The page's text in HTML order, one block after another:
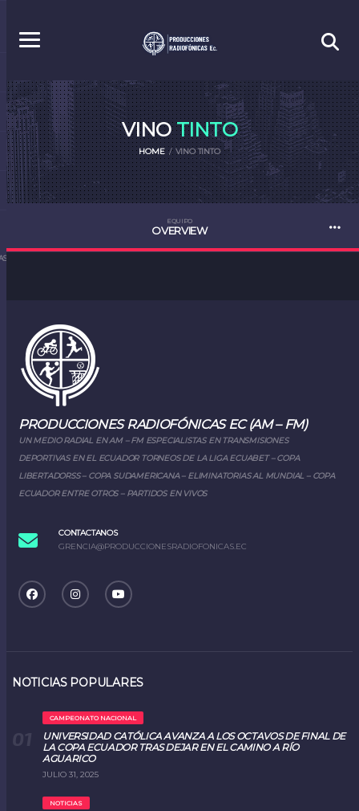
VINOTINTO
HOME VINO TINTO
EQUIPO
OVERVIEW
PRODUCCIONES RADIOFÓNICAS EC (AM – FM)
UN MEDIO RADIAL EN AM – FM ESPECIALISTAS EN TRANSMISIONES
DEPORTIVAS EN EL ECUADOR TORNEOS DE LA LIGA ECUABET – COPA
LIBERTADORSS – COPA SUDAMERICANA – ELIMINATORIAS AL MUNDIAL – COPA
ECUADOR ENTRE OTROS – PARTIDOS EN VIVOS
CONTACTANOS
GRENCIA@PRODUCCIONESRADIOFONICAS.EC
NOTICIAS POPULARES
CAMPEONATO NACIONAL
UNIVERSIDAD CATÓLICA AVANZA A LOS OCTAVOS DE FINAL DE
LA COPA ECUADOR TRAS DEJAR EN EL CAMINO A RÍO
AGUARICO
JULIO 31, 2025
NOTICIAS